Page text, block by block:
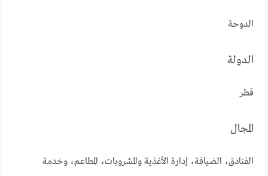
الدوحة
الدولة
قطر
المجال
الفنادق، الضيافة، إدارة الأغذية والمشروبات، المطاعم، وخدمة